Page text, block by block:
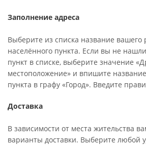
Заполнение адреса
Выберите из списка название вашего
населённого пункта. Если вы не
пункт в списке, выберите значение
местоположение» и впишите
пункта в графу «Город». Введите
Доставка
В зависимости от места жительства
варианты доставки. Выберите любой